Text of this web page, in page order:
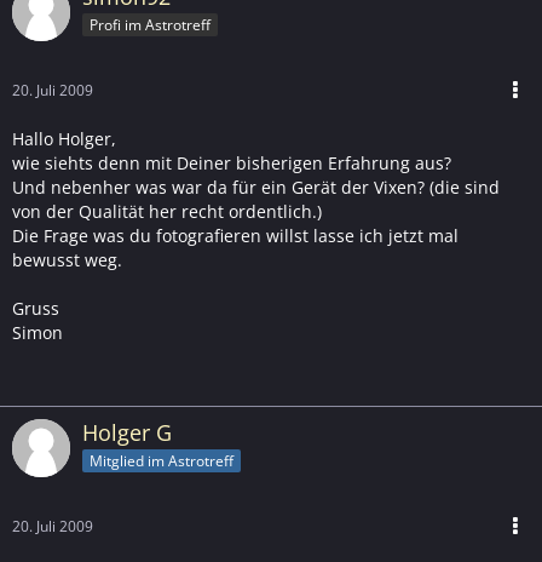
Profi im Astrotreff
20. Juli 2009
Hallo Holger,
wie siehts denn mit Deiner bisherigen Erfahrung aus?
Und nebenher was war da für ein Gerät der Vixen? (die sind
von der Qualität her recht ordentlich.)
Die Frage was du fotografieren willst lasse ich jetzt mal
bewusst weg.
Gruss
Simon
Holger G
Mitglied im Astrotreff
20. Juli 2009